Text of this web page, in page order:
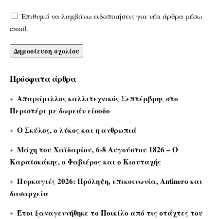
Επιθυμώ να λαμβάνω ειδοποιήσεις για νέα άρθρα μέσω
email.
Πρόσφατα άρθρα
Απαράμιλλος καλλιτεχνικός Σεπτέμβρης στο
Περιστέρι με δωρεάν είσοδο
Ο Σκύλος, ο λύκος και η ανθρωπιά
Μάχη του Χαϊδαρίου, 6-8 Αυγούστου 1826 – Ο
Καραϊσκάκης, ο Φαβιέρος και ο Κιουταχής
Πυρκαγιές 2026: Πρόληψη, επικοινωνία, Antinero και
δασαρχεία
Έτσι ξαναγεννήθηκε το Ποικίλο από τις στάχτες του